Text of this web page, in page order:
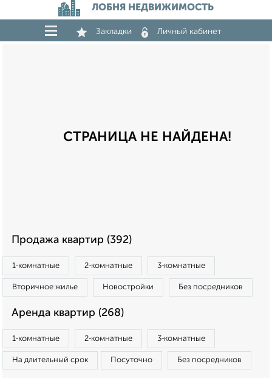
ЛОБНЯ НЕДВИЖИМОСТЬ
Закладки Личный кабинет
СТРАНИЦА НЕ НАЙДЕНА!
Продажа квартир (392)
1‑комнатные 2‑комнатные 3‑комнатные
Вторичное жилье Новостройки Без посредников
Аренда квартир (268)
1‑комнатные 2‑комнатные 3‑комнатные
На длительный срок Посуточно Без посредников